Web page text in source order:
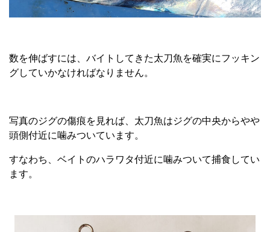
数を伸ばすには、バイトしてきた太刀魚を確実にフッキン
グしていかなければなりません。
写真のジグの傷痕を見れば、太刀魚はジグの中央からやや
頭側付近に噛みついています。
すなわち、ベイトのハラワタ付近に噛みついて捕食してい
ます。